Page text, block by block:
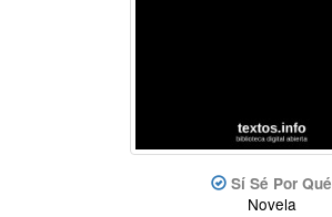
Sí Sé Por Qué
Novela